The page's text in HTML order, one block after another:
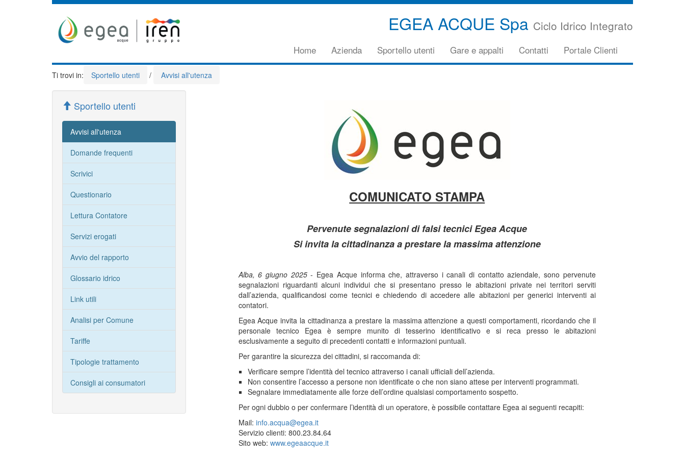
EGEA ACQUE Spa Ciclo Idrico Integrato
direttamente
al
Home Azienda Sportello utenti Gare e appalti Contatti Portale Clienti
Ti trovi in: Sportello utenti / Avvisi all'utenza
Sportello utenti
Avvisi all'utenza
Domande frequenti
Scrivici
Questionario
Lettura Contatore
Servizi erogati
Avvio del rapporto
Glossario idrico
Link utili
Analisi per Comune
Tariffe
Tipologie trattamento
Consigli ai consumatori
COMUNICATO STAMPA
Pervenute segnalazioni di falsi tecnici Egea Acque
Si invita la cittadinanza a prestare la massima attenzione
Alba, 6 giugno 2025- Egea Acque informa che, attraverso i canali di contatto aziendale, sono pervenute
segnalazioni riguardanti alcuni individui che si presentano presso le abitazioni private nei territori serviti
dall’azienda, qualificandosi come tecnici e chiedendo di accedere alle abitazioni per generici interventi ai
contatori.
Egea Acque invita la cittadinanza a prestare la massima attenzione a questi comportamenti, ricordando che il
personale tecnico Egea è sempre munito di tesserino identificativo e si reca presso le abitazioni
esclusivamente a seguito di precedenti contatti e informazioni puntuali.
Per garantire la sicurezza dei cittadini, si raccomanda di:
Verificare sempre l’identità del tecnico attraverso i canali ufficiali dell’azienda.
Non consentire l’accesso a persone non identificate o che non siano attese per interventi programmati.
Segnalare immediatamente alle forze dell’ordine qualsiasi comportamento sospetto.
Per ogni dubbio o per confermare l’identità di un operatore, è possibile contattare Egea ai seguenti recapiti:
Mail: info.acqua@egea.it
Servizio clienti: 800.23.84.64
Sito web: www.egeaacque.it